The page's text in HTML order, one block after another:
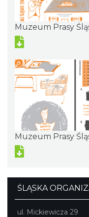
Muzeum Prasy
Muzeum Prasy
ŚLĄSKA
ul. Mickiewicza 29